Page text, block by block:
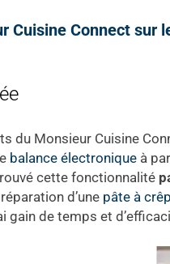
Cuisine Connect sur
du Monsieur Cuisine
balance électronique à
cette fonctionnalité
d’une pâte à
gain de temps et